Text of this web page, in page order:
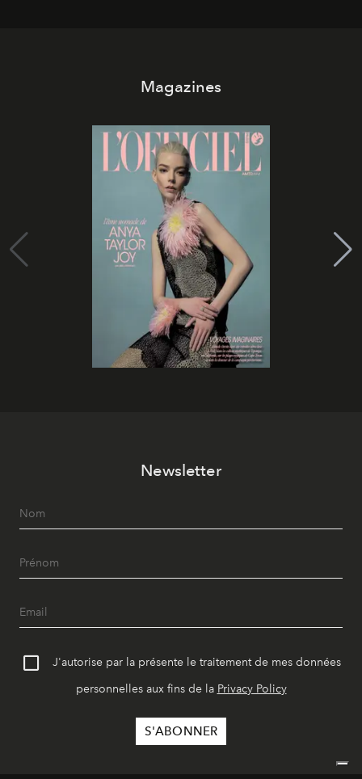
Magazines
Newsletter
J'autorise par la présente le traitement de mes données
personnelles aux fins de la Privacy Policy